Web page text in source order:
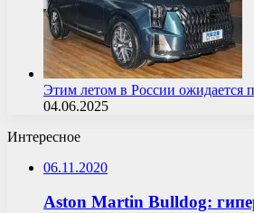
Этим летом в России ожидается
04.06.2025
Интересное
06.11.2020
Aston Martin Bulldog: